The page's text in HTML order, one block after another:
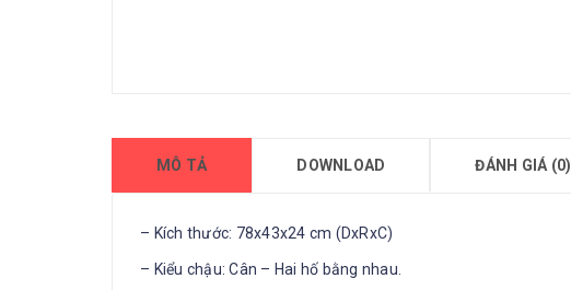
MÔ TẢ DOWNLOAD ĐÁNH GIÁ (0)
– Kích thước: 78x43x24 cm (DxRxC)
– Kiểu chậu: Cân – Hai hố bằng nhau.